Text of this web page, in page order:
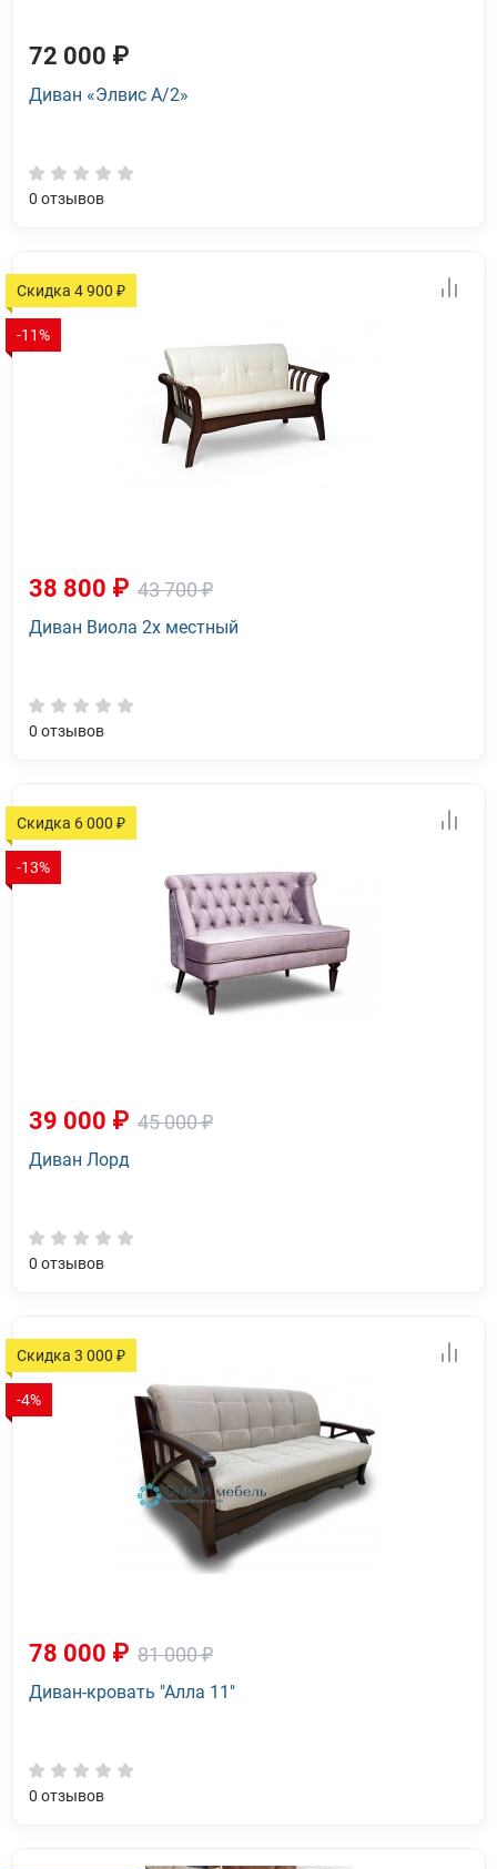
72 000 ₽
Диван «Элвис А/2»
0 отзывов
Скидка 4 900 ₽
-11%
38 800 ₽ 43 700 ₽
Диван Виола 2х местный
0 отзывов
Скидка 6 000 ₽
-13%
39 000 ₽ 45 000 ₽
Диван Лорд
0 отзывов
Скидка 3 000 ₽
-4%
78 000 ₽ 81 000 ₽
Диван-кровать "Алла 11"
0 отзывов